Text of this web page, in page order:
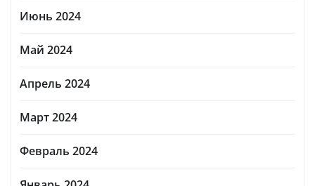
Июнь 2024
Май 2024
Апрель 2024
Март 2024
Февраль 2024